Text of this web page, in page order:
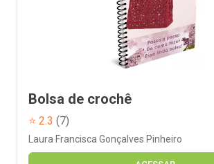
Bolsa de crochê
⭐ 2.3 (7)
Laura Francisca Gonçalves Pinheiro